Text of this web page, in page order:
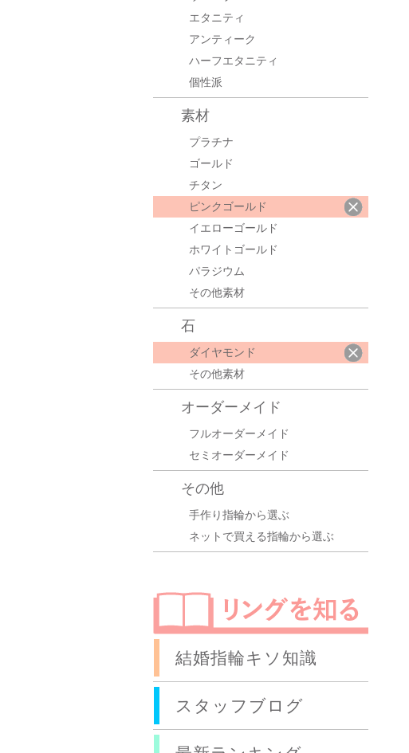
エタニティ
アンティーク
ハーフエタニティ
個性派
素材
プラチナ
ゴールド
チタン
ピンクゴールド
イエローゴールド
ホワイトゴールド
パラジウム
その他素材
石
ダイヤモンド
その他素材
オーダーメイド
フルオーダーメイド
セミオーダーメイド
その他
手作り指輪から選ぶ
ネットで買える指輪から選ぶ
結婚指輪キソ知識
スタッフブログ